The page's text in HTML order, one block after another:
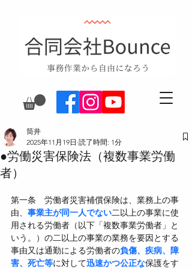
●労働災害保険法（複数事業労働
者）
筒井
2025年11月19日 読了時間: 1分
第一条　労働者災害補償保険は、業務上の事
由、 事業主が同一人でない二以上の事業に使
用される労働者（以下「複数事業労働者」と
いう。）の二以上の事業の業務を要因とする
事由又は通勤による労働者の負傷、疾病、障
害、死亡等に対して迅速かつ公正な保護をす